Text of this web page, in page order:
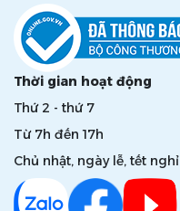
Thời gian hoạt động
Thứ 2 - thứ 7
Từ 7h đến 17h
Chủ nhật, ngày lễ, tết nghỉ